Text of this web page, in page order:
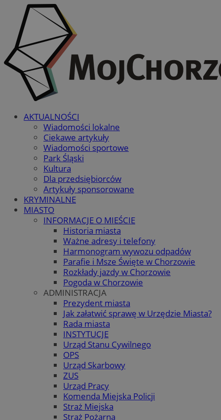
AKTUALNOŚCI
Wiadomości lokalne
Ciekawe artykuły
Wiadomości sportowe
Park Śląski
Kultura
Dla przedsiębiorców
Artykuły sponsorowane
KRYMINALNE
MIASTO
INFORMACJE O MIEŚCIE
Historia miasta
Ważne adresy i telefony
Harmonogram wywozu odpadów
Parafie i Msze Święte w Chorzowie
Rozkłady jazdy w Chorzowie
Pogoda w Chorzowie
ADMINISTRACJA
Prezydent miasta
Jak załatwić sprawę w Urzędzie Miasta?
Rada miasta
INSTYTUCJE
Urząd Stanu Cywilnego
OPS
Urząd Skarbowy
ZUS
Urząd Pracy
Komenda Miejska Policji
Straż Miejska
Straż Pożarna